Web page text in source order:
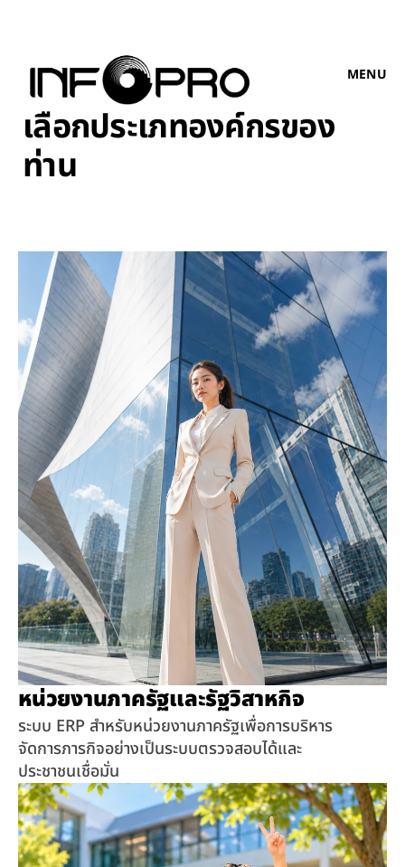
เลือกประเภทองค์กรของ
ท่าน
หน่วยงานภาครัฐและรัฐวิสาหกิจ
ระบบ ERP สำหรับหน่วยงานภาครัฐเพื่อการบริหาร
จัดการภารกิจอย่างเป็นระบบตรวจสอบได้และ
ประชาชนเชื่อมั่น
MENU